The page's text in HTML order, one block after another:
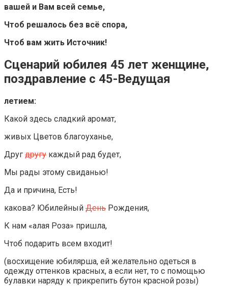
вашей и Вам всей семье,
Чтоб решалось без всё спора,
Чтоб вам жить Источник!
Сценарий юбилея 45 лет женщине,
поздравление с 45-Ведущая
летием:
Какой здесь сладкий аромат,
живых Цветов благоуханье,
Друг другу каждый рад будет,
Мы рады этому свиданью!
Да и причина, Есть!
какова? Юбилейный День Рождения,
К нам «алая Роза» пришла,
Чтоб подарить всем входит!
(восхищение юбилярша, ей желательно одеться в
одежду оттенков красных, а если нет, то с помощью
булавки наряду к прикрепить бутон красной розы)